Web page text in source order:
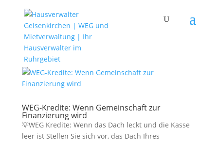
WEG-Kredite: Wenn Gemeinschaft zur
Finanzierung wird
💡WEG Kredite: Wenn das Dach leckt und die Kasse
leer ist Stellen Sie sich vor, das Dach Ihres